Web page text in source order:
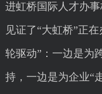
进虹桥国际人才办
见证了“大虹桥”正
轮驱动”：一边是为
持，一边是为企业“